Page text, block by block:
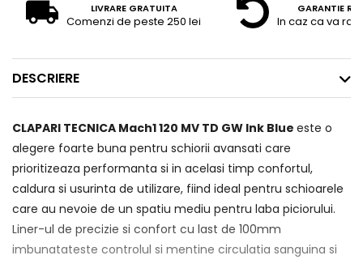
LIVRARE GRATUITA
Comenzi de peste 250 lei
GARANTIE
In caz ca va
DESCRIERE
CLAPARI TECNICA Mach1 120 MV TD GW Ink Blue este o
alegere foarte buna pentru schiorii avansati care
prioritizeaza performanta si in acelasi timp confortul,
caldura si usurinta de utilizare, fiind ideal pentru schioarele
care au nevoie de un spatiu mediu pentru laba piciorului.
Liner-ul de precizie si confort cu last de 100mm
imbunatateste controlul si mentine circulatia sanguina si